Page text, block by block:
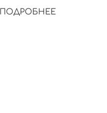
ПОДРОБНЕЕ